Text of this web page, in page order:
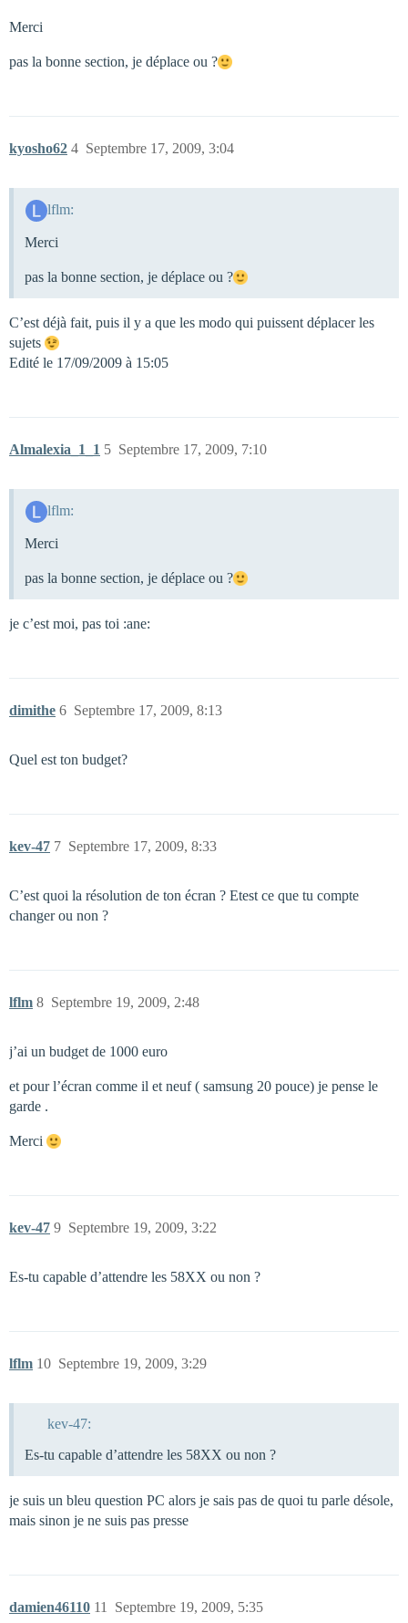
Merci
pas la bonne section, je déplace ou ?
kyosho62 Septembre 17, 2009, 3:04
4
lflm:
Merci
pas la bonne section, je déplace ou ?
C’est déjà fait, puis il y a que les modo qui puissent déplacer les
sujets
Edité le 17/09/2009 à 15:05
Almalexia_1_1 Septembre 17, 2009, 7:10
5
lflm:
Merci
pas la bonne section, je déplace ou ?
je c’est moi, pas toi :ane:
dimithe Septembre 17, 2009, 8:13
6
Quel est ton budget?
kev-47 Septembre 17, 2009, 8:33
7
C’est quoi la résolution de ton écran ? Etest ce que tu compte
changer ou non ?
lflm Septembre 19, 2009, 2:48
8
j’ai un budget de 1000 euro
et pour l’écran comme il et neuf ( samsung 20 pouce) je pense le
garde .
Merci
kev-47 Septembre 19, 2009, 3:22
9
Es-tu capable d’attendre les 58XX ou non ?
lflm Septembre 19, 2009, 3:29
10
kev-47:
Es-tu capable d’attendre les 58XX ou non ?
je suis un bleu question PC alors je sais pas de quoi tu parle désole,
mais sinon je ne suis pas presse
damien46110 Septembre 19, 2009, 5:35
11